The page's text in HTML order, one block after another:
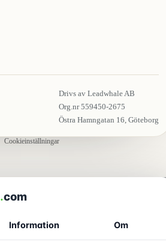
Drivs av Leadwhale AB
Org.nr 559450-2675
Östra Hamngatan 16, Göteborg
Cookieinställningar
.com
Information Om